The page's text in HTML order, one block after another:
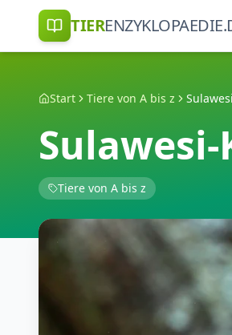
TIER
Start Tiere von A bis z
Tiere von A bis z